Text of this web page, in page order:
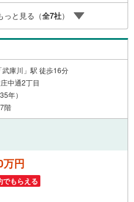
ペースやおむつ替えスペースも
れでも安心してご来店いただけ
事前審査のサポートや金融機関
りに合わせた無理のない資金計
ルでサポートいたします。
っと見る（全7社）
庫川」駅 徒歩16分
中通2丁目
年）
階
万円
でもらえる